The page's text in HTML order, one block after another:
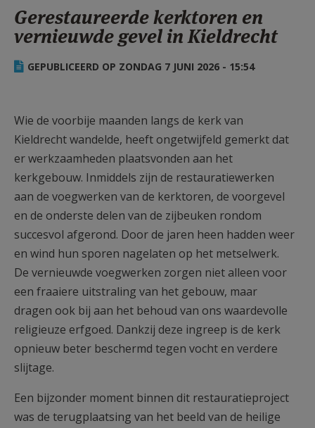
ZOEKEN
HULP
STARTPAGINA PORTAAL
AANMELDEN OF REGISTREREN
Gerestaureerde kerktoren en
vernieuwde gevel in Kieldrecht
GEPUBLICEERD OP ZONDAG 7 JUNI 2026 - 15:54
Wie de voorbije maanden langs de kerk van
Kieldrecht wandelde, heeft ongetwijfeld gemerkt dat
er werkzaamheden plaatsvonden aan het
kerkgebouw. Inmiddels zijn de restauratiewerken
aan de voegwerken van de kerktoren, de voorgevel
en de onderste delen van de zijbeuken rondom
succesvol afgerond. Door de jaren heen hadden weer
en wind hun sporen nagelaten op het metselwerk.
De vernieuwde voegwerken zorgen niet alleen voor
een fraaiere uitstraling van het gebouw, maar
dragen ook bij aan het behoud van ons waardevolle
religieuze erfgoed. Dankzij deze ingreep is de kerk
opnieuw beter beschermd tegen vocht en verdere
slijtage.
Een bijzonder moment binnen dit restauratieproject
was de terugplaatsing van het beeld van de heilige